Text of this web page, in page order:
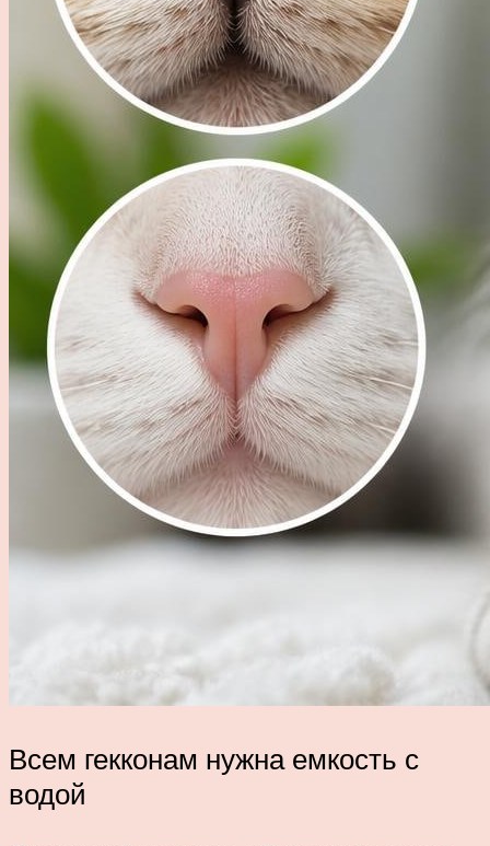
Всем гекконам нужна емкость с
водой